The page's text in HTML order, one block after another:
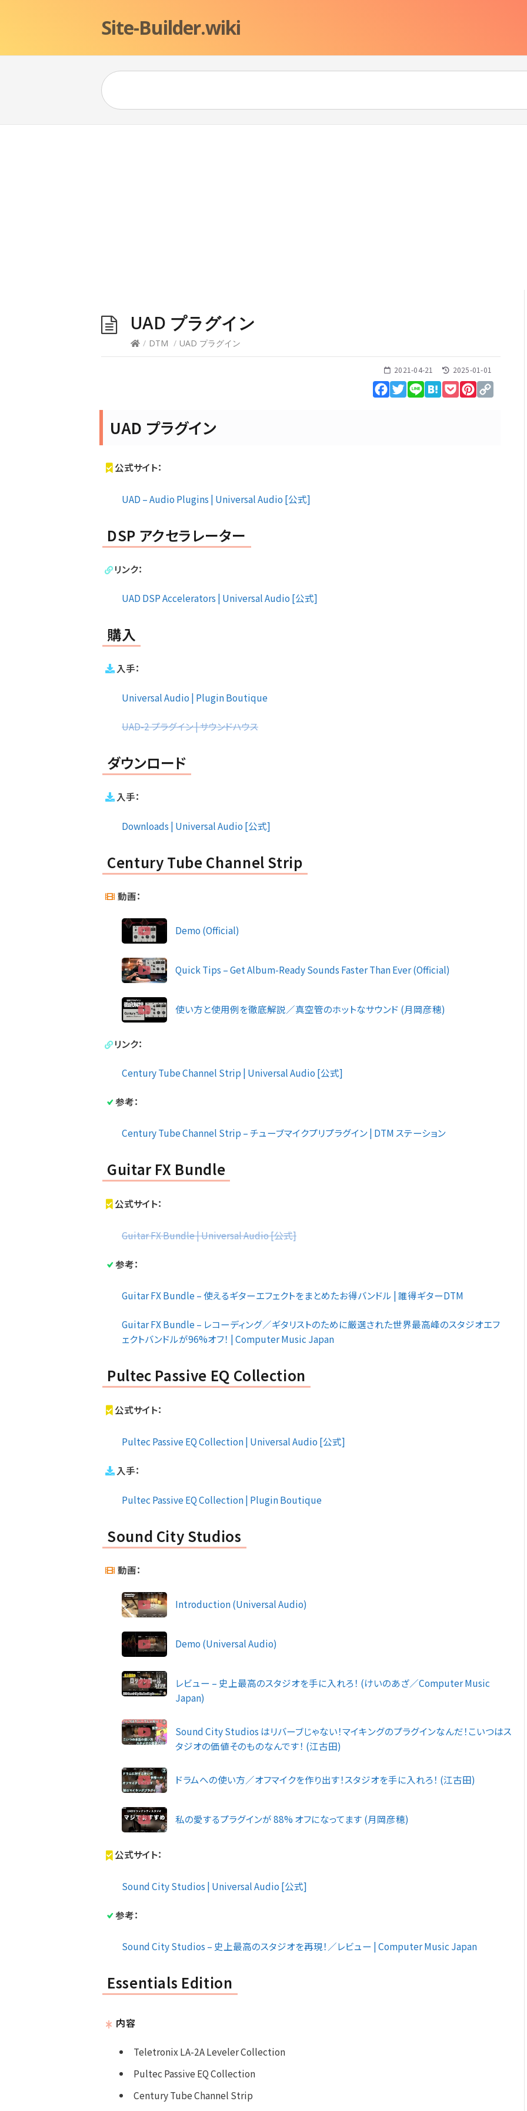
Site-Builder.wiki
UAD プラグイン
/ DTM / UAD プラグイン
2021-04-21 2025-01-01
Facebook
Twitter
Line HatenaPocketPinterest
UAD プラグイン
公式サイト：
UAD – Audio Plugins | Universal Audio [公式]
DSP アクセラレーター
リンク：
UAD DSP Accelerators | Universal Audio [公式]
購入
入手：
Universal Audio | Plugin Boutique
UAD-2 プラグイン | サウンドハウス
ダウンロード
入手：
Downloads | Universal Audio [公式]
Century Tube Channel Strip
動画：
Demo (Official)
Quick Tips – Get Album-Ready Sounds Faster Than Ever (Official)
使い方と使用例を徹底解説／真空管のホットなサウンド (月岡彦穂)
リンク：
Century Tube Channel Strip | Universal Audio [公式]
参考：
Century Tube Channel Strip – チューブマイクプリプラグイン | DTM ステーション
Guitar FX Bundle
公式サイト：
Guitar FX Bundle | Universal Audio [公式]
参考：
Guitar FX Bundle – 使えるギターエフェクトをまとめたお得バンドル | 誰得ギターDTM
Guitar FX Bundle – レコーディング／ギタリストのために厳選された世界最高峰のスタジオエフ
ェクトバンドルが96%オフ！ | Computer Music Japan
Pultec Passive EQ Collection
公式サイト：
Pultec Passive EQ Collection | Universal Audio [公式]
入手：
Pultec Passive EQ Collection | Plugin Boutique
Sound City Studios
動画：
Introduction (Universal Audio)
Demo (Universal Audio)
レビュー – 史上最高のスタジオを手に入れろ！ (けいのあざ／Computer Music
Japan)
Sound City Studios はリバーブじゃない！マイキングのプラグインなんだ！こいつはス
タジオの価値そのものなんです！ (江古田)
ドラムへの使い方／オフマイクを作り出す！スタジオを手に入れろ！ (江古田)
私の愛するプラグインが 88% オフになってます (月岡彦穂)
公式サイト：
Sound City Studios | Universal Audio [公式]
参考：
Sound City Studios – 史上最高のスタジオを再現！／レビュー | Computer Music Japan
Essentials Edition
内容
Teletronix LA-2A Leveler Collection
Pultec Passive EQ Collection
Century Tube Channel Strip